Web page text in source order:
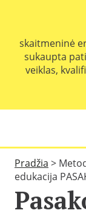
r
skaitmeninė
sukaupta
veiklas,
Pradžia >
edukacija